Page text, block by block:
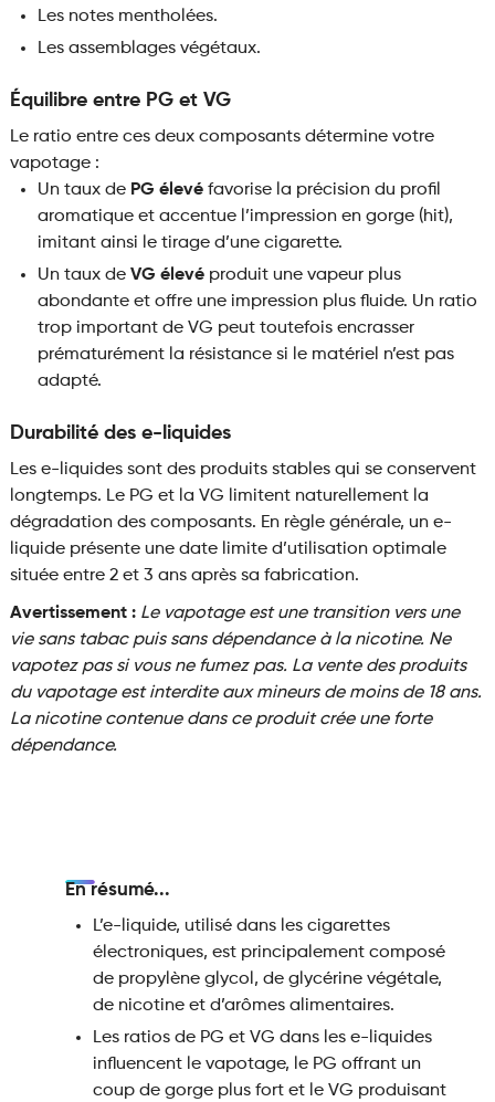
Les notes mentholées.
Les assemblages végétaux.
Équilibre entre PG et VG
Le ratio entre ces deux composants détermine votre
vapotage :
Un taux de PG élevéfavorise la précision du profil
aromatique et accentue l’impression en gorge (hit),
imitant ainsi le tirage d’une cigarette.
Un taux de VG élevéproduit une vapeur plus
abondante et offre une impression plus fluide. Un ratio
trop important de VG peut toutefois encrasser
prématurément la résistance si le matériel n’est pas
adapté.
Durabilité des e-liquides
Les e-liquides sont des produits stables qui se conservent
longtemps. Le PG et la VG limitent naturellement la
dégradation des composants. En règle générale, un e-
liquide présente une date limite d’utilisation optimale
située entre 2 et 3 ans après sa fabrication.
Avertissement : Le vapotage est une transition vers une
vie sans tabac puis sans dépendance à la nicotine. Ne
vapotez pas si vous ne fumez pas. La vente des produits
du vapotage est interdite aux mineurs de moins de 18 ans.
La nicotine contenue dans ce produit crée une forte
dépendance.
En résumé...
L’e-liquide, utilisé dans les cigarettes
électroniques, est principalement composé
de propylène glycol, de glycérine végétale,
de nicotine et d’arômes alimentaires.
Les ratios de PG et VG dans les e-liquides
influencent le vapotage, le PG offrant un
coup de gorge plus fort et le VG produisant